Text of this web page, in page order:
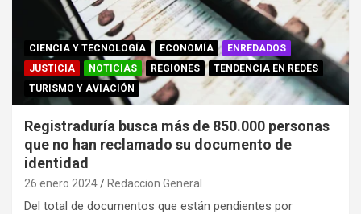
CIENCIA Y TECNOLOGÍA ECONOMÍA
ENREDADOS
JUSTICIA
NOTICIAS REGIONES
TENDENCIA EN REDES
TURISMO Y AVIACIÓN
Registraduría busca más de 850.000 personas
que no han reclamado su documento de
identidad
26 enero 2024 Redaccion General
Del total de documentos que están pendientes por